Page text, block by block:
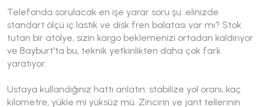
Telefonda sorulacak en işe yarar soru şu: elinizde
standart ölçü iç lastik ve disk fren balatası var mı? Stok
tutan bir atölye, sizin kargo beklemenizi ortadan kaldırıyor
ve Bayburt'ta bu, teknik yetkinlikten daha çok fark
yaratıyor.
Ustaya kullandığınız hattı anlatın: stabilize yol oranı, kaç
kilometre, yükle mi yüksüz mü. Zincirin ve jant tellerinin